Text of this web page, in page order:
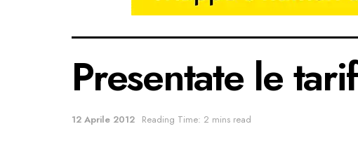
Presentate le
12 Aprile 2012 Reading Time: 2 mins read